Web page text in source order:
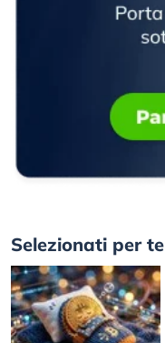
Selezionati per te